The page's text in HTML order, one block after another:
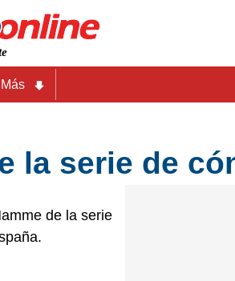
Más
la serie de
de la serie